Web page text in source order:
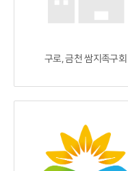
구로, 금천 쌈지족구회